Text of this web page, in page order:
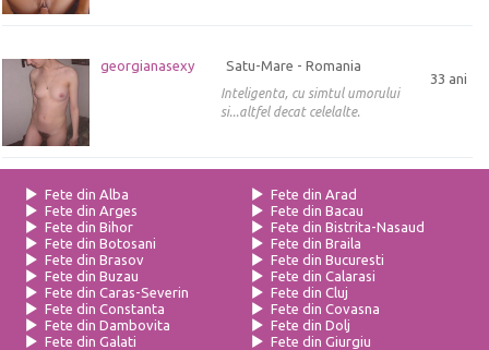
georgianasexy
33 ani
Satu-Mare - Romania
Inteligenta, cu simtul umorului
si...altfel decat celelalte.
Fete din Alba
Fete din Arad
Fete din Arges
Fete din Bacau
Fete din Bihor
Fete din Bistrita-Nasaud
Fete din Botosani
Fete din Braila
Fete din Brasov
Fete din Bucuresti
Fete din Buzau
Fete din Calarasi
Fete din Caras-Severin
Fete din Cluj
Fete din Constanta
Fete din Covasna
Fete din Dambovita
Fete din Dolj
Fete din Galati
Fete din Giurgiu